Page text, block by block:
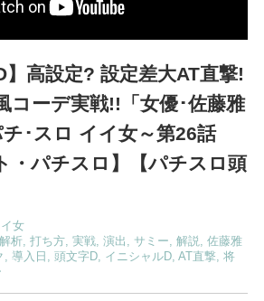
】高設定? 設定差大AT直撃!
コーデ実戦!!「女優･佐藤雅
･スロ イイ女～第26話
・パチスロ】【パチスロ頭
女
解析, 打ち方, 実戦, 演出 , サミー, 解説, 佐藤雅
, 導入日 , 頭文字D, イニシャルD, AT直撃, 将